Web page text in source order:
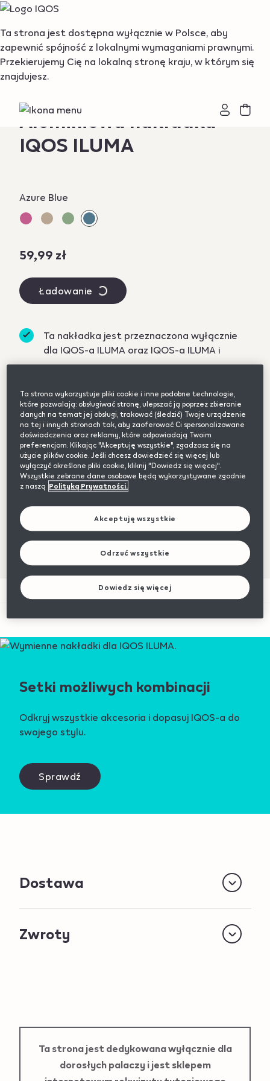
{"redirectionRequired":"true","hostname":"https://
Ta strona jest dostępna wyłącznie w Polsce, aby
zapewnić spójność z lokalnymi wymaganiami prawnymi.
Przekierujemy Cię na lokalną stronę kraju, w którym się
znajdujesz.
Aluminiowa nakładka
IQOS ILUMA
Variations
Azure Blue
59,99 zł
Ładowanie
Ta nakładka jest przeznaczona wyłącznie
dla IQOS-a ILUMA oraz IQOS-a ILUMA i
idealne połączenie. Prawda?
Aluminiowa nakładka z matowym wykończeniem
to prosty sposób na podkreślenie indywidualnego
stylu. Dzięki magnesom wymiana trwa dosłownie
chwilę.
Nakładka jest dostępna w różnych kolorach,
dzięki czemu Twój IQOS dopasuje się do Twojego
stylu jeszcze lepiej.
Aż 60 dni na bezpłatny zwrot
Setki możliwych kombinacji
Odkryj wszystkie akcesoria i dopasuj IQOS-a do
swojego stylu.
Sprawdź
Dostawa
Zwroty
Ta strona jest dedykowana wyłącznie dla
dorosłych palaczy i jest sklepem
Ta strona wykorzystuje pliki cookie i inne podobne technologie,
które pozwalają: obsługiwać stronę, ulepszać ją poprzez zbieranie
danych na temat jej obsługi, trakować (śledzić) Twoje urządzenie
na tej i innych stronach tak, aby zaoferować Ci spersonalizowane
doświadczenia oraz reklamy, które odpowiadają Twoim
preferencjom. Klikając "Akceptuję wszystkie", zgadzasz się na
użycie plików cookie. Jeśli chcesz dowiedzieć się więcej lub
wyłączyć określone pliki cookie, kliknij "Dowiedz się więcej".
Wszystkie zebrane dane osobowe będą wykorzystywane zgodnie
z naszą Polityką Prywatności.
Akceptuję wszystkie
Odrzuć wszystkie
Dowiedz się więcej